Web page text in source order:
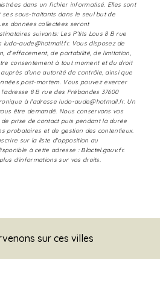
dans un fichier informatisé. Elles sont
ses sous-traitants dans le seul but de
données collectées seront
suivants: Les P’tits Lous 8 B rue
ludo-aude@hotmail.fr. Vous disposez de
d’effacement, de portabilité, de limitation,
consentement à tout moment et du droit
d’une autorité de contrôle, ainsi que
post-mortem. Vous pouvez exercer
8 B rue des Prébandes 37600
à l'adresse ludo-aude@hotmail.fr. Un
être demandé. Nous conservons vos
prise de contact puis pendant la durée
probatoires et de gestion des contentieux.
sur la liste d'opposition au
à cette adresse : Bloctel.gouv.fr.
d’informations sur vos droits.
sur ces villes